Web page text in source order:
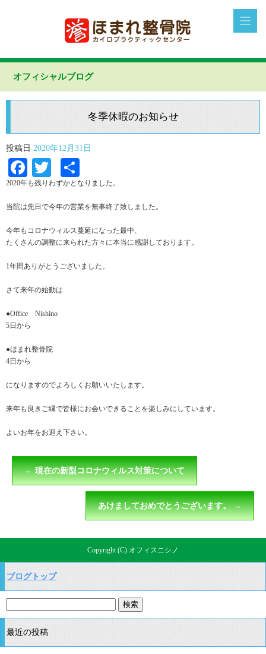
オフィシャルブログ
冬季休暇のお知らせ
投稿日 2020年12月31日
Facebook
Twitter
有
2020年も残りわずかとなりました。
当院は先日で今年の営業を無事終了致しました。
今年もコロナウィルス蔓延になった最中、
たくさんの調整に来られた方々に本当に感謝しております。
1年間ありがとうございました。
さて来年の始動は
●Office Nishino
5日から
●ほまれ整骨院
4日から
になりますのでよろしくお願いいたします。
来年も良きご縁で皆様にお会いできることを楽しみにしています。
よいお年をお迎え下さい。
←現在の新型コロナウィルス対策について
あけましておめでとうございます。→
Copyright (C) オフィスニシノ
ブログトップ
最近の投稿